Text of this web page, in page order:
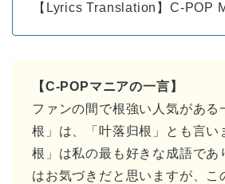
【Lyrics Translation】C-POP
【C-POPマニアの一言】
ファンの間で根強い人気がある
根」は、「叶落归根」とも言い
根」は私の最も好きな成語であ
はお気づきだと思いますが、こ